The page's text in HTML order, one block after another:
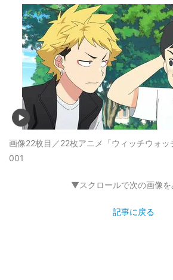
画像22枚目／22枚アニメ「ウィッチウォッ
001
▼スクロールで次の画像
記事に戻る